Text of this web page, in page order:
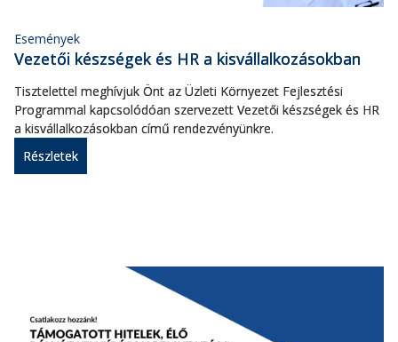
Események
Vezetői készségek és HR a kisvállalkozásokban
Tisztelettel meghívjuk Önt az Üzleti Környezet Fejlesztési
Programmal kapcsolódóan szervezett Vezetői készségek és HR
a kisvállalkozásokban című rendezvényünkre.
Részletek